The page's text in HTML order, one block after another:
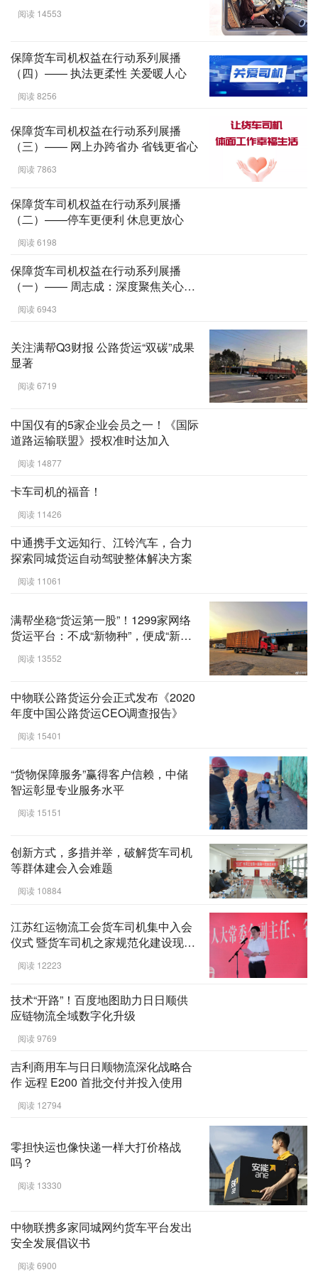
阅读 14553
保障货车司机权益在行动系列展播
（四）—— 执法更柔性 关爱暖人心
阅读 8256
保障货车司机权益在行动系列展播
（三）—— 网上办跨省办 省钱更省心
阅读 7863
保障货车司机权益在行动系列展播
（二）——停车更便利 休息更放心
阅读 6198
保障货车司机权益在行动系列展播
（一）—— 周志成：深度聚焦关心关
切 让货车司机体面工作幸福生活
阅读 6943
关注满帮Q3财报 公路货运“双碳”成果
显著
阅读 6719
中国仅有的5家企业会员之一！《国际
道路运输联盟》授权准时达加入
阅读 14877
卡车司机的福音！
阅读 11426
中通携手文远知行、江铃汽车，合力
探索同城货运自动驾驶整体解决方案
阅读 11061
满帮坐稳“货运第一股”！1299家网络
货运平台：不成“新物种”，便成“新僵
尸”？
阅读 13552
中物联公路货运分会正式发布《2020
年度中国公路货运CEO调查报告》
阅读 15401
“货物保障服务”赢得客户信赖，中储
智运彰显专业服务水平
阅读 15151
创新方式，多措并举，破解货车司机
等群体建会入会难题
阅读 10884
江苏红运物流工会货车司机集中入会
仪式 暨货车司机之家规范化建设现场
推进会召开
阅读 12223
技术“开路”！百度地图助力日日顺供
应链物流全域数字化升级
阅读 9769
吉利商用车与日日顺物流深化战略合
作 远程 E200 首批交付并投入使用
阅读 12794
零担快运也像快递一样大打价格战
吗？
阅读 13330
中物联携多家同城网约货车平台发出
安全发展倡议书
阅读 6900